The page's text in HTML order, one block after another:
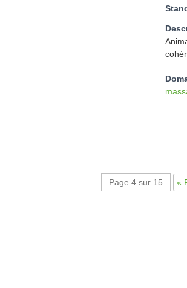
Page 4 sur 15 «